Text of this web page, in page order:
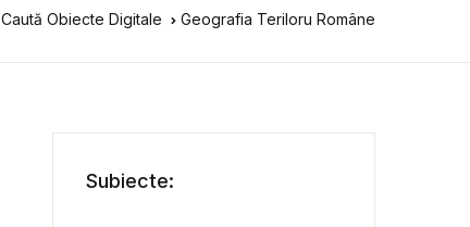
Caută Obiecte Digitale Geografia Teriloru Române
Subiecte: